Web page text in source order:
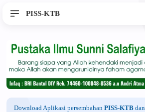
PISS-KTB
Download Aplikasi persembahan PISS-KTB dan